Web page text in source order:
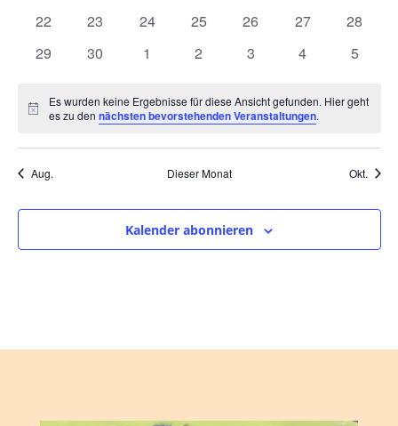
0
22
0
23
0
24
0
25
0
26
0
27
0
28
0
29
0
30
0
1
0
2
0
3
0
4
0
5
Hinweis
Es wurden keine Ergebnisse für diese Ansicht gefunden. Hier geht
es zu dennächsten bevorstehenden Veranstaltungen.
Aug. Dieser Monat Okt.
Kalender abonnieren